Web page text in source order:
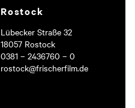
Rostock
Lübecker Straße 32
18057 Rostock
0381 – 2436760 – 0
rostock@frischerfilm.de